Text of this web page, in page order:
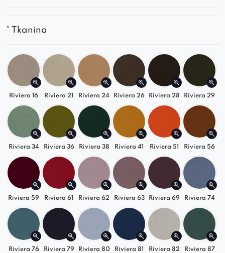
industrialnych.
Sprawdź szczegóły i przekonaj się, jak Lorenzo
Cross może odmienić Twoje wnętrze!
* Tkanina
Riviera 16 Riviera 21 Riviera 24 Riviera 26 Riviera 28 Riviera 29
Riviera 34 Riviera 36 Riviera 38 Riviera 41 Riviera 51 Riviera 56
Riviera 59 Riviera 61 Riviera 62 Riviera 63 Riviera 69 Riviera 74
Riviera 76 Riviera 79 Riviera 80 Riviera 81 Riviera 82 Riviera 87